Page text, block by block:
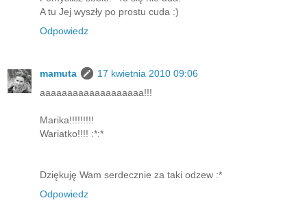
A tu Jej wyszły po prostu cuda :)
Odpowiedz
mamuta
17 kwietnia 2010 09:06
aaaaaaaaaaaaaaaaaaa!!!
Marika!!!!!!!!!
Wariatko!!!! :*:*
Dziękuję Wam serdecznie za taki odzew :*
Odpowiedz